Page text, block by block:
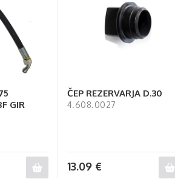
GIR
ČEP REZERVARJA D.30
4.608.0027
13.09 €